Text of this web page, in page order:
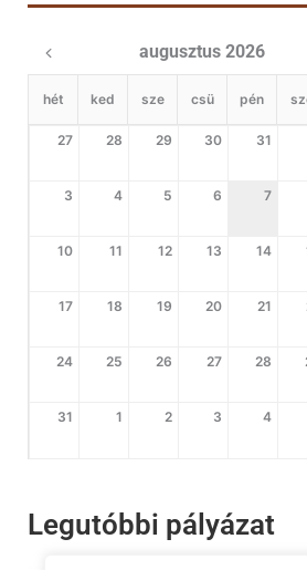
augusztus 2026
hét ked sze csü pén
27 28 29 30 31
3 4 5 6 7
10 11 12 13 14
17 18 19 20 21
24 25 26 27 28
31 1 2 3 4
Legutóbbi pályázat